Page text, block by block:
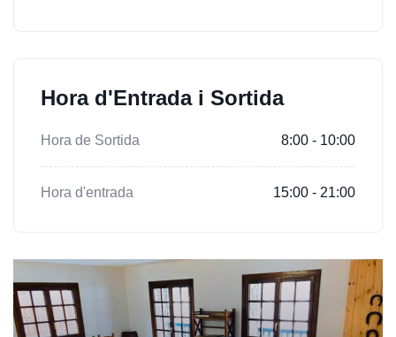
Hora d'Entrada i Sortida
Hora de Sortida 8:00 - 10:00
Hora d'entrada 15:00 - 21:00